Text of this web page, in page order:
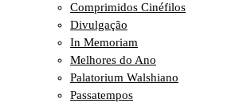
Comprimidos Cinéfilos
Divulgação
In Memoriam
Melhores do Ano
Palatorium Walshiano
Passatempos